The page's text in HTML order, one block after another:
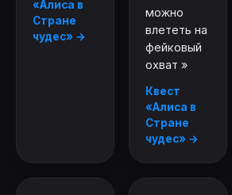
«Алиса в
Стране
чудес» →
можно
влететь на
фейковый
охват »
Квест
«Алиса в
Стране
чудес» →